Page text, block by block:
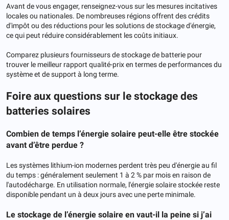
Avant de vous engager, renseignez-vous sur les mesures incitatives
locales ou nationales. De nombreuses régions offrent des crédits
d'impôt ou des réductions pour les solutions de stockage d'énergie,
ce qui peut réduire considérablement les coûts initiaux.
Comparez plusieurs fournisseurs de stockage de batterie pour
trouver le meilleur rapport qualité-prix en termes de performances du
système et de support à long terme.
Foire aux questions sur le stockage des
batteries solaires
Combien de temps l’énergie solaire peut-elle être stockée
avant d’être perdue ?
Les systèmes lithium-ion modernes perdent très peu d'énergie au fil
du temps : généralement seulement 1 à 2 % par mois en raison de
l'autodécharge. En utilisation normale, l'énergie solaire stockée reste
disponible pendant un à deux jours avec une perte minimale.
Le stockage de l’énergie solaire en vaut-il la peine si j’ai